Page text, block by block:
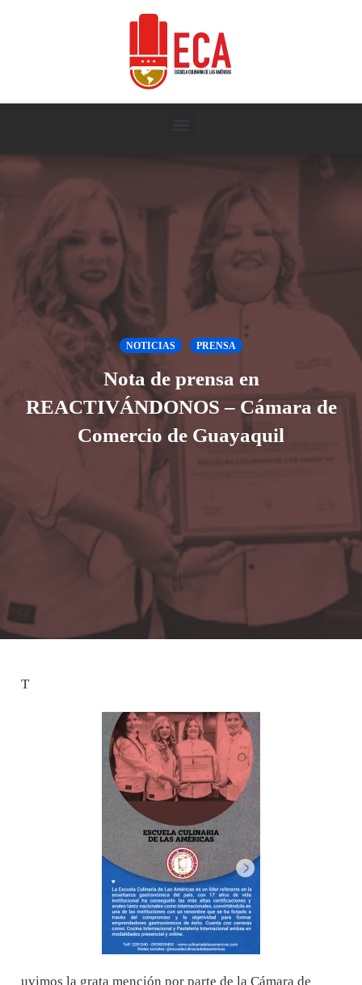
NOTICIAS PRENSA
Nota de prensa en
REACTIVÁNDONOS – Cámara de
Comercio de Guayaquil
T
uvimos la grata mención por parte de la Cámara de